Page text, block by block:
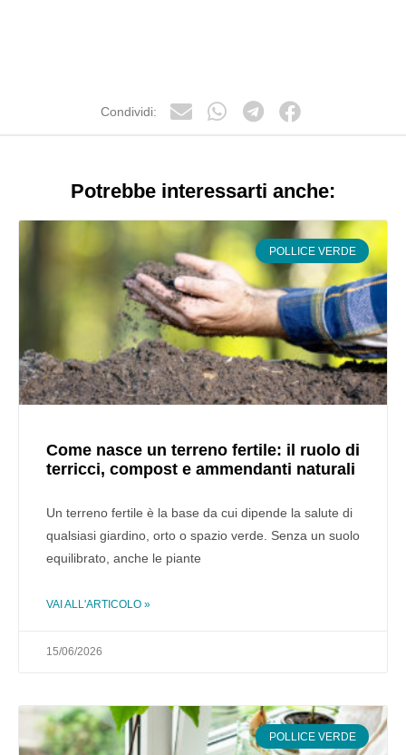
Condividi:
Potrebbe interessarti anche:
POLLICE VERDE
Come nasce un terreno fertile: il ruolo di
terricci, compost e ammendanti naturali
Un terreno fertile è la base da cui dipende la salute di
qualsiasi giardino, orto o spazio verde. Senza un suolo
equilibrato, anche le piante
VAI ALL'ARTICOLO »
15/06/2026
POLLICE VERDE